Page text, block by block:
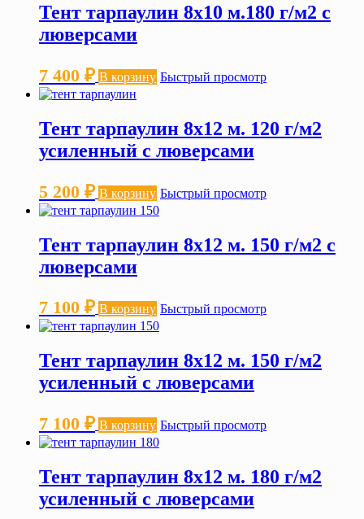
Тент тарпаулин 8х10 м.180 г/м2 с
люверсами
7 400 ₽ В корзину Быстрый просмотр
Тент тарпаулин 8х12 м. 120 г/м2
усиленный с люверсами
5 200 ₽ В корзину Быстрый просмотр
Тент тарпаулин 8х12 м. 150 г/м2 с
люверсами
7 100 ₽ В корзину Быстрый просмотр
Тент тарпаулин 8х12 м. 150 г/м2
усиленный с люверсами
7 100 ₽ В корзину Быстрый просмотр
Тент тарпаулин 8х12 м. 180 г/м2
усиленный с люверсами